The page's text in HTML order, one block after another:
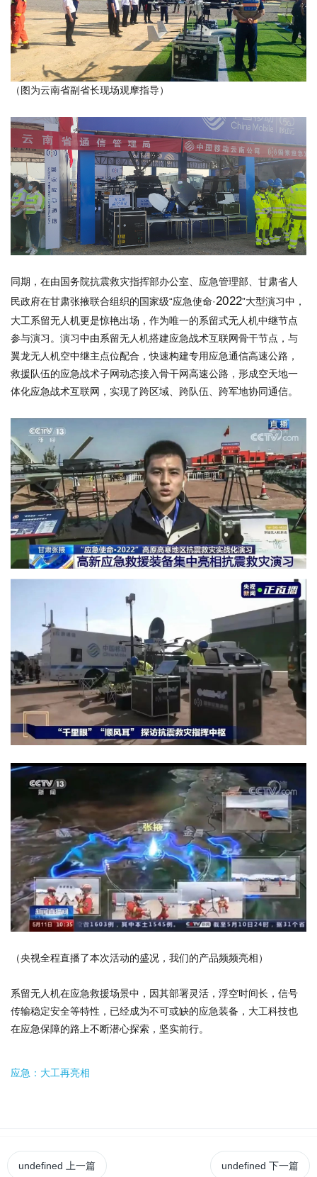
（图为云南省副省长现场观摩指导）
同期，在由国务院抗震救灾指挥部办公室、应急管理部、甘肃省人
民政府在甘肃张掖联合组织的国家级“应急使命·2022”大型演习中，
大工系留无人机更是惊艳出场，作为唯一的系留式无人机中继节点
参与演习。演习中由系留无人机搭建应急战术互联网骨干节点，与
翼龙无人机空中继主点位配合，快速构建专用应急通信高速公路，
救援队伍的应急战术子网动态接入骨干网高速公路，形成空天地一
体化应急战术互联网，实现了跨区域、跨队伍、跨军地协同通信。
（央视全程直播了本次活动的盛况，我们的产品频频亮相）
系留无人机在应急救援场景中，因其部署灵活，浮空时间长，信号
传输稳定安全等特性，已经成为不可或缺的应急装备，大工科技也
在应急保障的路上不断潜心探索，坚实前行。
应急：大工再亮相
undefined 上一篇 undefined 下一篇